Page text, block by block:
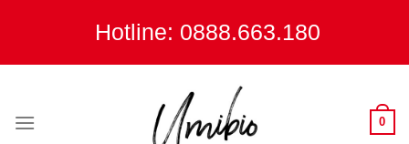
Hotline: 0888.663.180
0